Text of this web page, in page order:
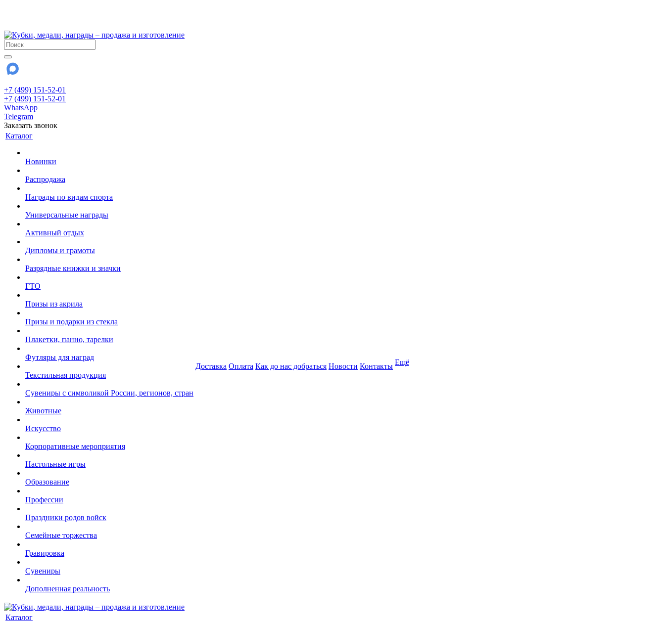
+7 (499) 151-52-01
+7 (499) 151-52-01
WhatsApp
Telegram
Заказать звонок
Каталог
Новинки
Распродажа
Награды по видам спорта
Универсальные награды
Активный отдых
Дипломы и грамоты
Разрядные книжки и значки
ГТО
Призы из акрила
Призы и подарки из стекла
Плакетки, панно, тарелки
Футляры для наград
Текстильная продукция
Сувениры с символикой России, регионов, стран
Животные
Искусство
Корпоративные мероприятия
Настольные игры
Образование
Профессии
Праздники родов войск
Семейные торжества
Гравировка
Сувениры
Дополненная реальность
Доставка Оплата Как до нас добраться Новости Контакты Ещё
Каталог